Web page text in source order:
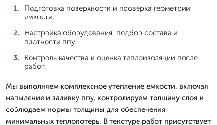
Подготовка поверхности и проверка геометрии
емкости.
Настройка оборудования, подбор состава и
плотности ппу.
Контроль качества и оценка теплоизоляции после
работ.
Мы выполняем комплексное утепление емкости, включая
напыление и заливку ппу, контролируем толщину слоя и
соблюдаем нормы толщины для обеспечения
минимальных теплопотерь. В текстуре работ присутствует